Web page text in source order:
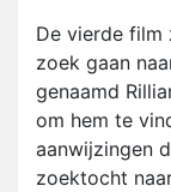
De vierde film
zoek gaan
genaamd
om hem te
aanwijzingen
zoektocht